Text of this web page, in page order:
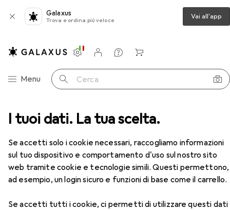
I tuoi dati. La tua scelta.
Se accetti solo i cookie necessari, raccogliamo informazioni
sul tuo dispositivo e comportamento d'uso sul nostro sito
web tramite cookie e tecnologie simili. Questi permettono,
ad esempio, un login sicuro e funzioni di base come il carrello.
Se accetti tutti i cookie, ci permetti di utilizzare questi dati
Galaxus
Trova e ordina più veloce Vai all'app
Categoria Navigazione
Menu Cerca
Impostazioni
Conto cliente
Liste di confronto
Liste dei desideri
Carrello
Cartucce Epson Multip3-Col Durabriteultra27xl
EUR
114,10 anziché EUR
122,64
EpsonMultip3-Col Durabriteultra27xl